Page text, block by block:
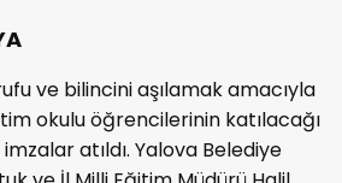
ve bilincini aşılamak amacıyla
okulu öğrencilerinin katılacağı
atıldı. Yalova Belediye